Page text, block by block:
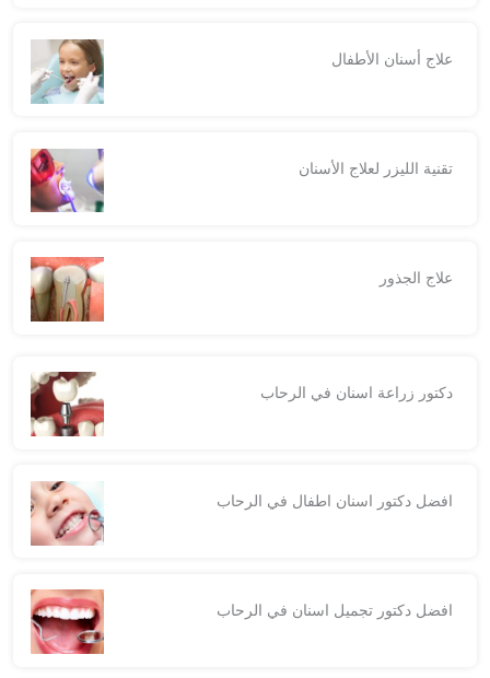
علاج أسنان الأطفال
تقنية الليزر لعلاج الأسنان
علاج الجذور
دكتور زراعة اسنان في الرحاب
افضل دكتور اسنان اطفال في الرحاب
افضل دكتور تجميل اسنان في الرحاب